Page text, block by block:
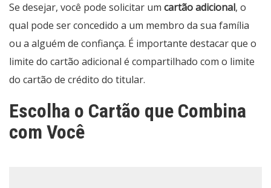
Se desejar, você pode solicitar um cartão adicional, o
qual pode ser concedido a um membro da sua família
ou a alguém de confiança. É importante destacar que o
limite do cartão adicional é compartilhado com o limite
do cartão de crédito do titular.
Escolha o Cartão que Combina
com Você